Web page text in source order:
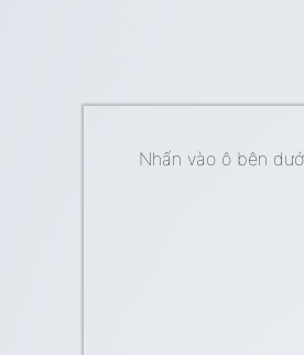
Nhấn vào ô bên